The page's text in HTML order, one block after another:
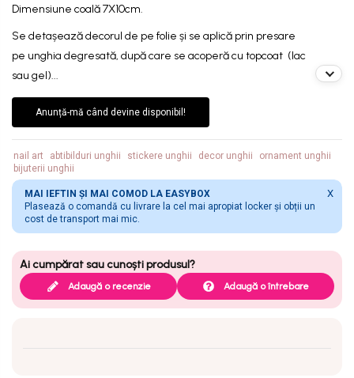
Dimensiune coală 7X10cm.
Se detașează decorul de pe folie și se aplică prin presare
pe unghia degresată, după care se acoperă cu topcoat (lac
sau gel)...
Anunță-mă când devine disponibil!
nail art abtibilduri unghii stickere unghii decor unghii
ornament unghii
bijuterii unghii
MAI IEFTIN ȘI MAI COMOD LA EASYBOX
Plasează o comandă cu livrare la cel mai apropiat locker și obții un
cost de transport mai mic.
X
Adaugă o recenzie Adaugă o întrebare